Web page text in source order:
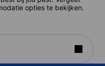
opties te bekijken.